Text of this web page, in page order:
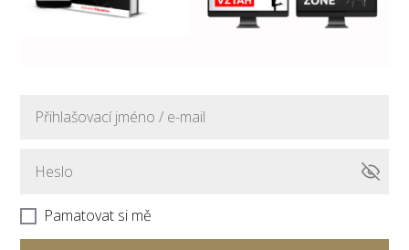
Pamatovat si mě